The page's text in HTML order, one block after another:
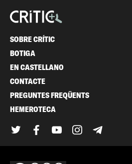
SOBRE CRÍTIC
BOTIGA
EN CASTELLANO
CONTACTE
PREGUNTES FREQÜENTS
HEMEROTECA
TwitterFacebook
YouTubeInstagram